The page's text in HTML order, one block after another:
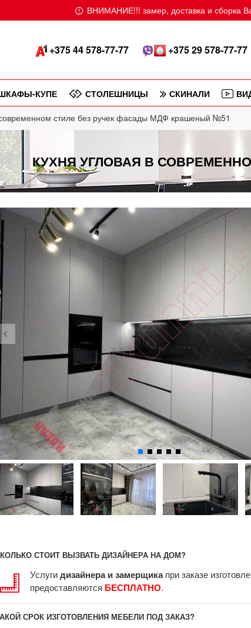
ВНИМАНИЕ!!! замер, доставка и сборка
+375 44 578-77-77 +375 29 578-77-77
КУПЕ СТОЛЕШНИЦЫ СКИНАЛИ
современном стиле без ручек фасады МДФ крашеный №51
КУХНЯ УГЛОВАЯ В
СТОИТ ВЫЗВАТЬ ДИЗАЙНЕРА НА ДОМ?
Услугидизайнера и замерщикапри заказе
предоставляются БЕСПЛАТНО.
СРОК ИЗГОТОВЛЕНИЯ МЕБЕЛИ ПОД ЗАКАЗ?